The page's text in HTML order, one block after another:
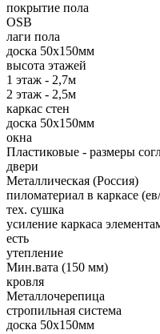
покрытие пола
OSB
лаги пола
доска 50х150мм
высота этажей
1 этаж - 2,7м
2 этаж - 2,5м
каркас стен
доска 50х150мм
окна
Пластиковые - размеры
двери
Металлическая (Россия)
пиломатериал в каркасе
тех. сушка
усиление каркаса
есть
утепление
Мин.вата (150 мм)
кровля
Металлочерепица
стропильная система
доска 50х150мм